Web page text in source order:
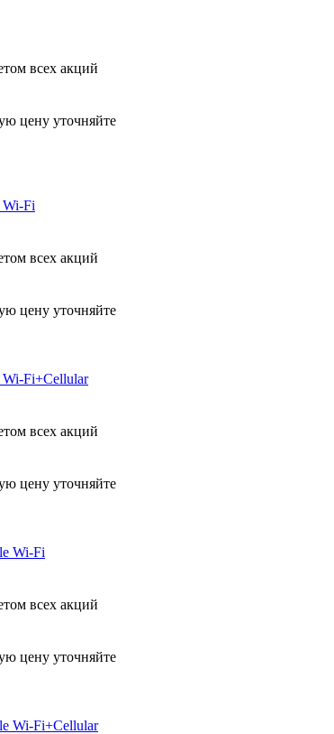
всех акций
цену уточняйте
Wi-Fi
всех акций
цену уточняйте
Fi+Cellular
всех акций
цену уточняйте
Wi-Fi
всех акций
цену уточняйте
Wi-Fi+Cellular